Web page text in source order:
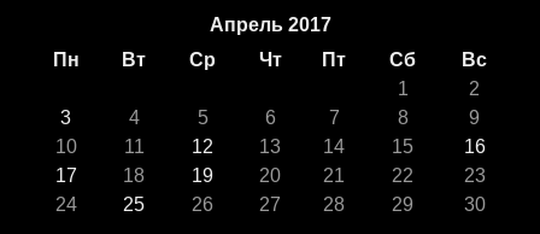
Апрель 2017
Пн
Вт Ср Чт Пт Сб
Вс
1
2
3
4 5 6 7 8
9
10
11 12 13 14 15
16
17
18 19 20 21 22
23
24
25 26 27 28 29 30